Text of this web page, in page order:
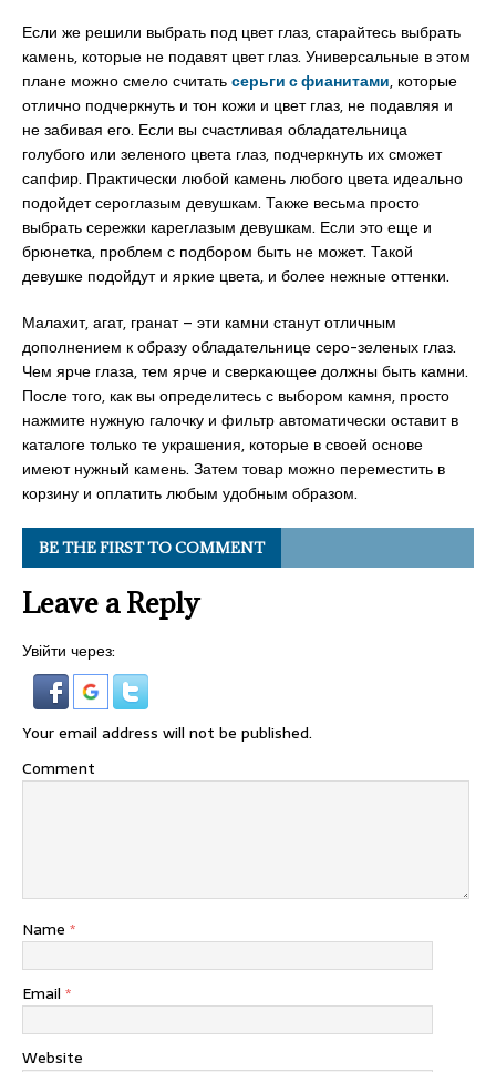
Если же решили выбрать под цвет глаз, старайтесь выбрать
камень, которые не подавят цвет глаз. Универсальные в этом
плане можно смело считатьсерьги с фианитами, которые
отлично подчеркнуть и тон кожи и цвет глаз, не подавляя и
не забивая его. Если вы счастливая обладательница
голубого или зеленого цвета глаз, подчеркнуть их сможет
сапфир. Практически любой камень любого цвета идеально
подойдет сероглазым девушкам. Также весьма просто
выбрать сережки кареглазым девушкам. Если это еще и
брюнетка, проблем с подбором быть не может. Такой
девушке подойдут и яркие цвета, и более нежные оттенки.
Малахит, агат, гранат – эти камни станут отличным
дополнением к образу обладательнице серо-зеленых глаз.
Чем ярче глаза, тем ярче и сверкающее должны быть камни.
После того, как вы определитесь с выбором камня, просто
нажмите нужную галочку и фильтр автоматически оставит в
каталоге только те украшения, которые в своей основе
имеют нужный камень. Затем товар можно переместить в
корзину и оплатить любым удобным образом.
BE THE FIRST TO COMMENT
Leave a Reply
Увійти через:
Your email address will not be published.
Comment
Name *
Email *
Website